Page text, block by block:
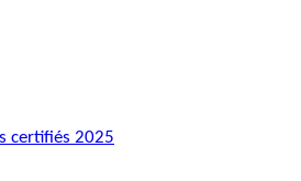
certifiés 2025